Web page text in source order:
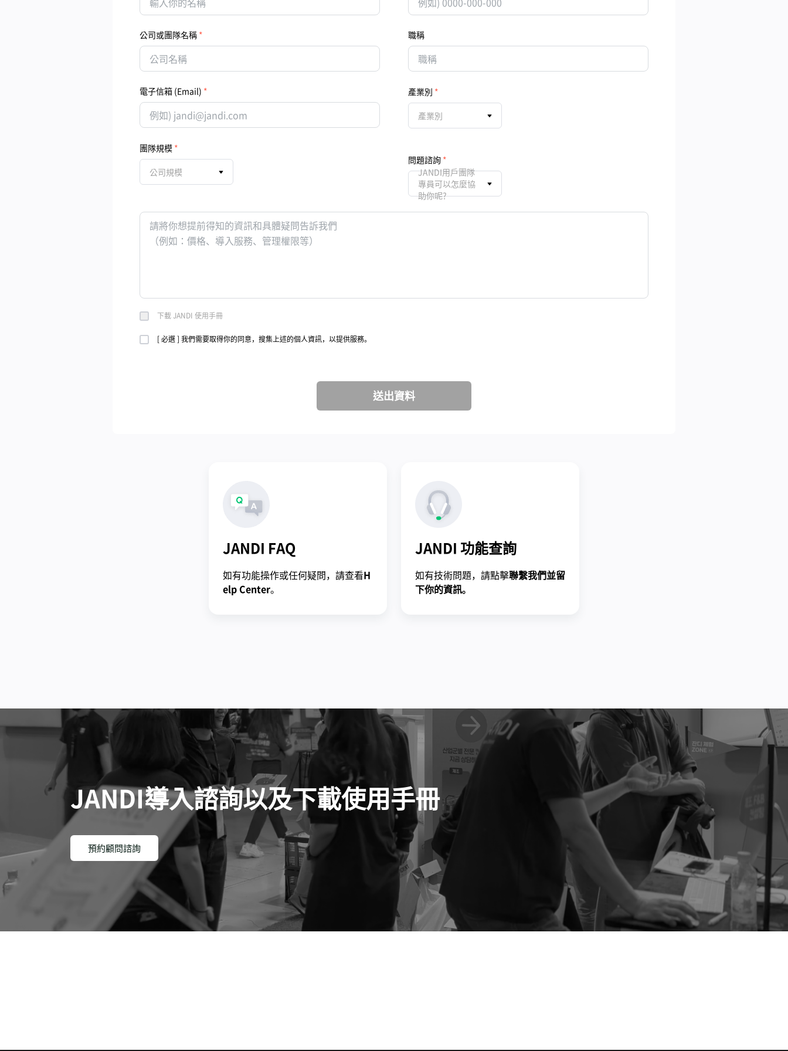
公司或團隊名稱 職稱
電子信箱 (Email) 產業別
產業別
團隊規模
公司規模
問題諮詢
JANDI用戶團隊
專員可以怎麼協
助你呢?
下載 JANDI 使用手冊
[ 必選 ] 我們需要取得你的同意，搜集上述的個人資訊，以提供服務。
送出資料
JANDI FAQ
如有功能操作或任何疑問，請查看H
elp Center。
JANDI 功能查詢
如有技術問題，請點擊聯繫我們並留
下你的資訊。
JANDI導入諮詢以及下載使用手冊
預約顧問諮詢